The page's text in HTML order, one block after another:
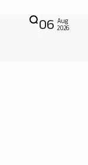
06 Aug
2026